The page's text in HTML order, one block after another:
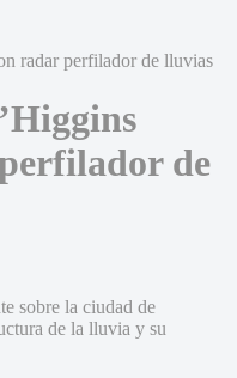
de
sobre la ciudad de
de la lluvia y su